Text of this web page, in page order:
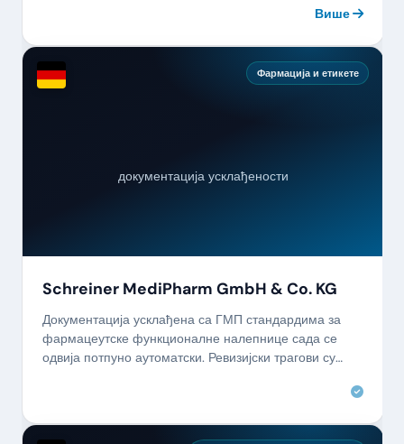
Више
Фармација и етикете
документација усклађености
Schreiner MediPharm GmbH & Co. KG
Документација усклађена са ГМП стандардима за
фармацеутске функционалне налепнице сада се
одвија потпуно аутоматски. Ревизијски трагови су